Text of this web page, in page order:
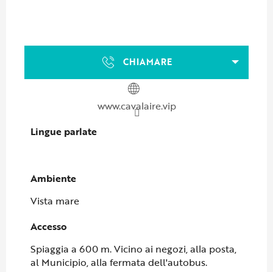
CHIAMARE
www.cavalaire.vip
Lingue parlate
Lingue parlate
Ambiente
Ambiente
Vista mare
Accesso
Accesso
Spiaggia a 600 m. Vicino ai negozi, alla posta,
al Municipio, alla fermata dell'autobus.